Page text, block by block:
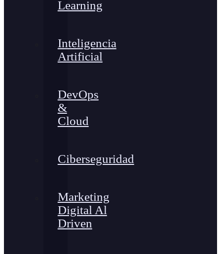
Learning
Inteligencia
Artificial
DevOps
&
Cloud
Ciberseguridad
Marketing
Digital Al
Driven